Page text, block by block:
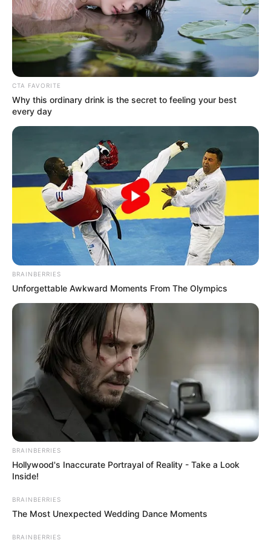
CTA FAVORITE
Why this ordinary drink is the secret to feeling your best
every day
BRAINBERRIES
Unforgettable Awkward Moments From The Olympics
BRAINBERRIES
Hollywood's Inaccurate Portrayal of Reality - Take a Look
Inside!
BRAINBERRIES
The Most Unexpected Wedding Dance Moments
BRAINBERRIES